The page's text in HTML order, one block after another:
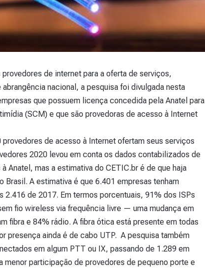
de internet para a oferta de serviços,
nacional, a pesquisa foi divulgada nesta
que possuem licença concedida pela Anatel para
(SCM) e que são provedoras de acesso à Internet
de acesso à Internet ofertam seus serviços
2020 levou em conta os dados contabilizados de
Anatel, mas a estimativa do CETIC.br é de que haja
Brasil. A estimativa é que 6.401 empresas tenham
2.416 de 2017. Em termos porcentuais, 91% dos ISPs
fio wireless via frequência livre — uma mudança em
fibra e 84% rádio. A fibra ótica está presente em todas
presença ainda é de cabo UTP. A pesquisa também
em algum PTT ou IX, passando de 1.289 em
menor participação de provedores de pequeno porte e